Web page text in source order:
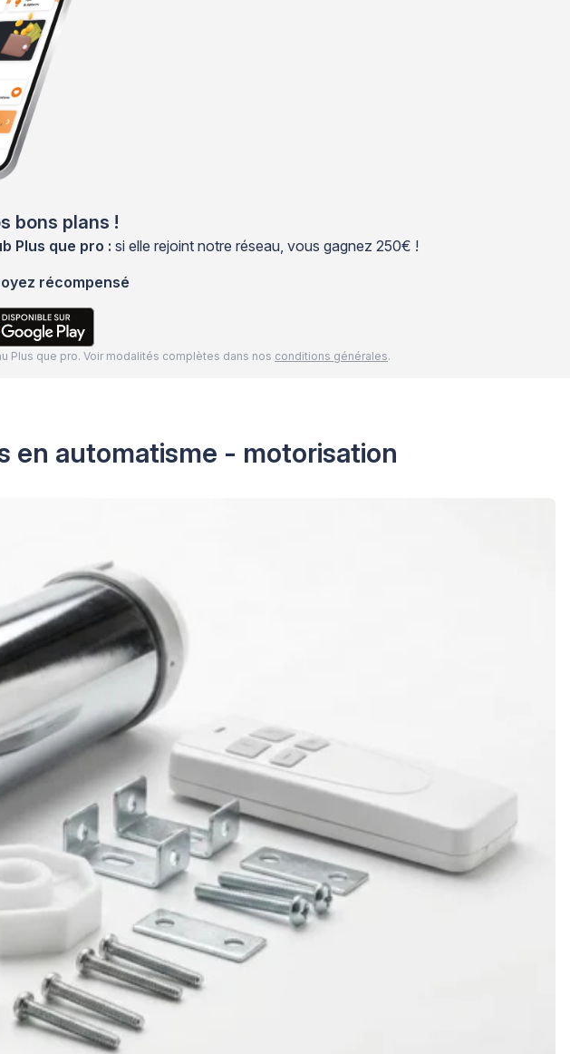
bons plans !
Plus que pro : si elle rejoint notre réseau, vous gagnez 250€ !
récompensé
Plus que pro. Voir modalités complètes dans nos conditions générales.
en automatisme - motorisation